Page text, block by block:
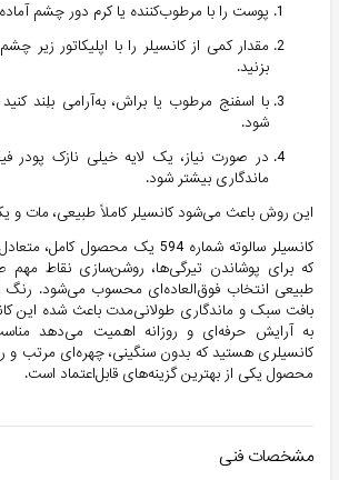
پوست را با مرطوب‌کننده یا کرم دور چشم
مقدار کمی از کانسیلر را با اپلیکاتور زیر
بزنید.
با اسفنج مرطوب یا براش، به‌آرامی بلِند
شود.
در صورت نیاز، یک لایه خیلی نازک پودر
ماندگاری بیشتر شود.
این روش باعث می‌شود کانسیلر کاملاً طبیعی، مات و
کانسیلر سالوته شماره 594 یک محصول
که برای پوشاندن تیرگی‌ها، روشن‌سازی نقاط مهم
طبیعی انتخاب فوق‌العاده‌ای محسوب می‌شود. رنگ
بافت سبک و ماندگاری طولانی‌مدت باعث شده این
به آرایش حرفه‌ای و روزانه اهمیت می‌دهد
کانسیلری هستید که بدون سنگینی، چهره‌ای مرتب و
محصول یکی از بهترین گزینه‌های قابل‌اعتماد است.
مشخصات فنی